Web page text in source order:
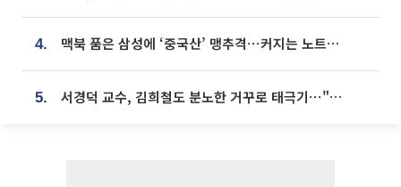
4. 맥북 품은 삼성에 ‘중국산’ 맹추격⋯커지는 노트북 OLED 시장
5. 서경덕 교수, 김희철도 분노한 거꾸로 태극기⋯"엉터리는 아냐, 아쉬울 뿐"